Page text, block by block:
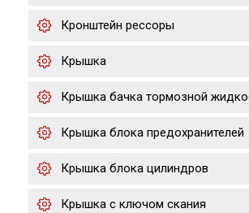
Кронштейн рессоры
Крышка
Крышка бачка тормозной
Крышка блока предохранителей
Крышка блока цилиндров
Крышка с ключом скания